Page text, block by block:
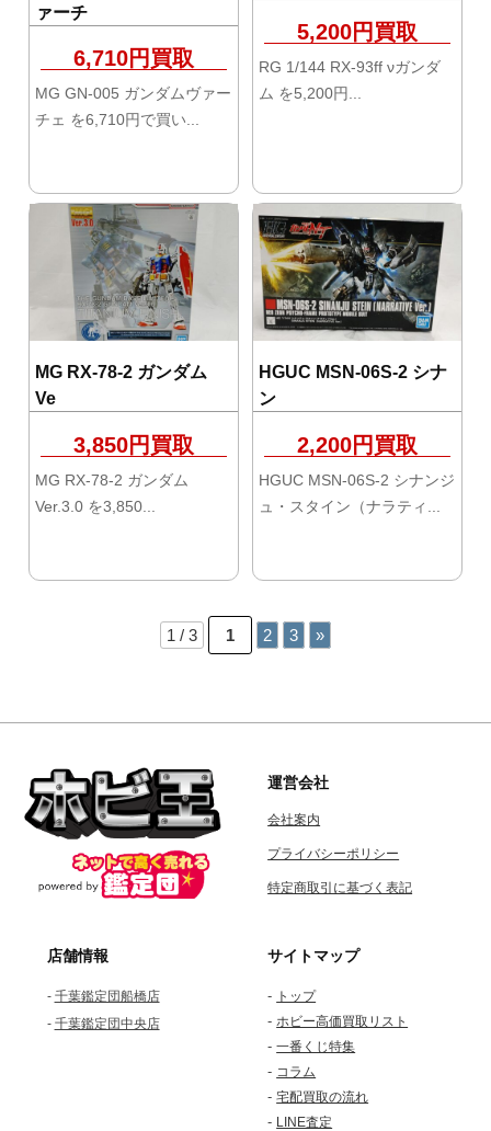
ァーチ
6,710円買取
MG GN-005 ガンダムヴァー
チェ を6,710円で買い...
5,200円買取
RG 1/144 RX-93ff νガンダ
ム を5,200円...
MG RX-78-2 ガンダム
Ve
3,850円買取
MG RX-78-2 ガンダム
Ver.3.0 を3,850...
HGUC MSN-06S-2 シナ
ン
2,200円買取
HGUC MSN-06S-2 シナンジ
ュ・スタイン（ナラティ...
ー
送
り
1 / 3 1 2 3 »
運営会社
会社案内
プライバシーポリシー
特定商取引に基づく表記
店舗情報
- 千葉鑑定団船橋店
- 千葉鑑定団中央店
サイトマップ
- トップ
- ホビー高価買取リスト
-一番くじ特集
- コラム
-宅配買取の流れ
- LINE査定